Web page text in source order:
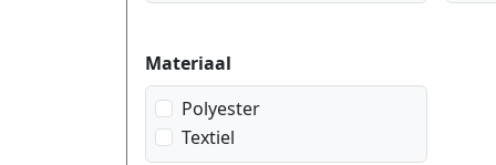
wit op transparant
wit op zwart
zwart op blauw
zwart op geel
Materiaal
Polyester
Textiel